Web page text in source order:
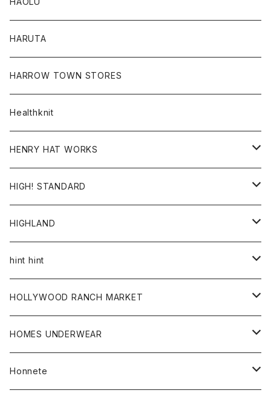
コート
シャツ
スウェット
レディース
カーディガン
コート
ボトム
パンツ
Tシャツ
ロンTEE
HARUTA
HARROW TOWN STORES
Healthknit
HENRY HAT WORKS
帽子
HIGH! STANDARD
アウター
ジャケット
トップス
シャツ
カーディガン
ボトム
グッズ
帽子
HIGHLAND
帽子
hint hint
ストール
HOLLYWOOD RANCH MARKET
アウター
カーディガン
アクセサリー
HOMES UNDERWEAR
アウター
Honnete